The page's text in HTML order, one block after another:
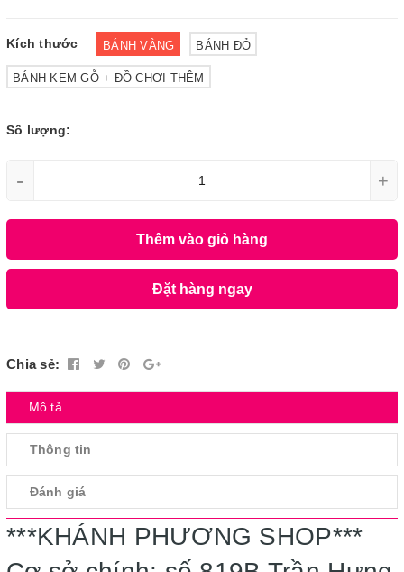
Kích thước BÁNH VÀNG BÁNH ĐỎ
BÁNH KEM GỖ + ĐỒ CHƠI THÊM
Số lượng:
- +
Thêm vào giỏ hàng
Đặt hàng ngay
Chia sẻ:
Mô tả
Thông tin
Đánh giá
***KHÁNH PHƯƠNG SHOP***